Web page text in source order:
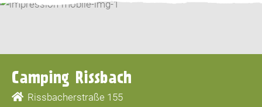
Camping Rissbach
Rissbacherstraße 155